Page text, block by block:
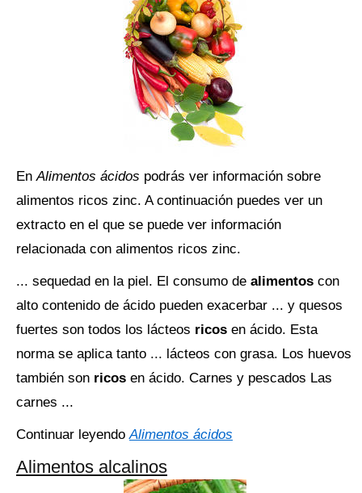
En Alimentos ácidos podrás ver información sobre
alimentos ricos zinc. A continuación puedes ver un
extracto en el que se puede ver información
relacionada con alimentos ricos zinc.
... sequedad en la piel. El consumo de alimentos con
alto contenido de ácido pueden exacerbar ... y quesos
fuertes son todos los lácteos ricos en ácido. Esta
norma se aplica tanto ... lácteos con grasa. Los huevos
también son ricos en ácido. Carnes y pescados Las
carnes ...
Continuar leyendo Alimentos ácidos
Alimentos alcalinos